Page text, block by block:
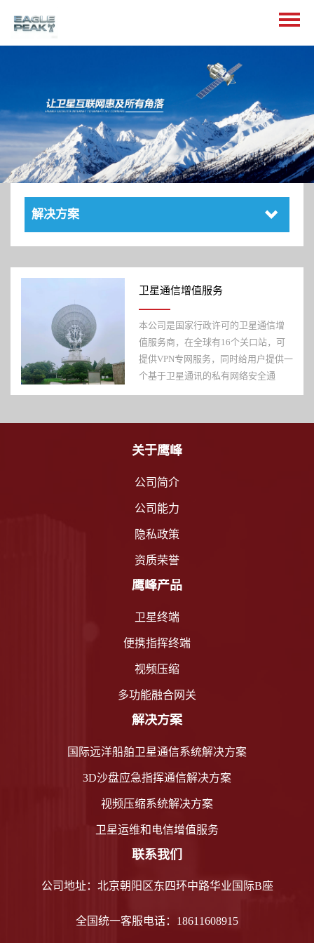
解决方案
卫星通信增值服务
本公司是国家行政许可的卫星通信增
值服务商，在全球有16个关口站，可
提供VPN专网服务，同时给用户提供一
个基于卫星通讯的私有网络安全通
关于鹰峰
公司简介
公司能力
隐私政策
资质荣誉
鹰峰产品
卫星终端
便携指挥终端
视频压缩
多功能融合网关
解决方案
国际远洋船舶卫星通信系统解决方案
3D沙盘应急指挥通信解决方案
视频压缩系统解决方案
卫星运维和电信增值服务
联系我们
公司地址：北京朝阳区东四环中路华业国际B座
全国统一客服电话：18611608915